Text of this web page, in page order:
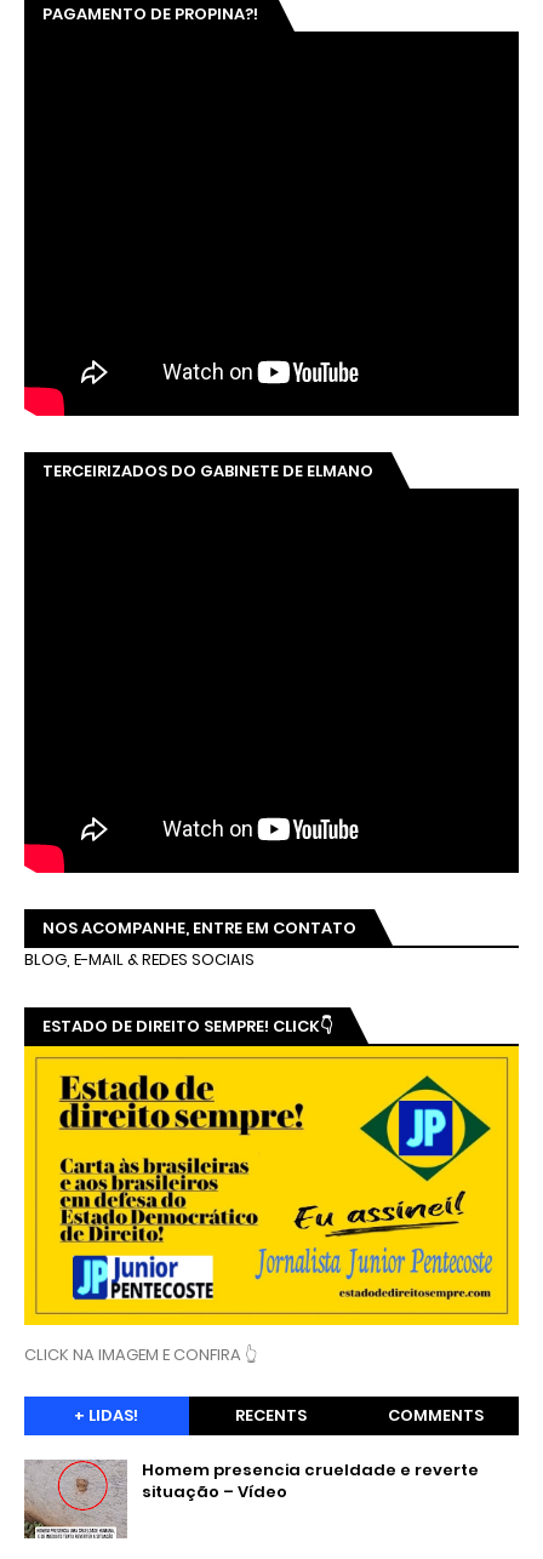
PAGAMENTO DE PROPINA?!
TERCEIRIZADOS DO GABINETE DE ELMANO
NOS ACOMPANHE, ENTRE EM CONTATO
BLOG, E-MAIL & REDES SOCIAIS
ESTADO DE DIREITO SEMPRE! CLICK👇
CLICK NA IMAGEM E CONFIRA 👆
+ LIDAS! RECENTS COMMENTS
Homem presencia crueldade e reverte
situação – Vídeo